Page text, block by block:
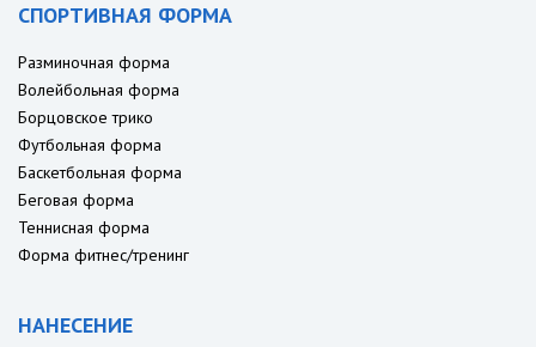
СПОРТИВНАЯ ФОРМА
Разминочная форма
Волейбольная форма
Борцовское трико
Футбольная форма
Баскетбольная форма
Беговая форма
Теннисная форма
Форма фитнес/тренинг
НАНЕСЕНИЕ